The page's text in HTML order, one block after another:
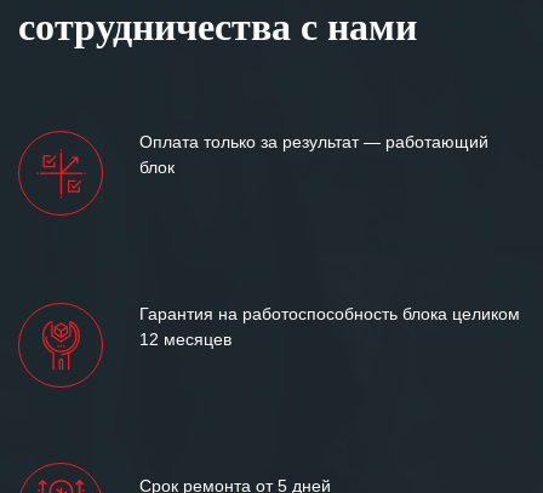
сотрудничества с нами
Оплата только за результат — работающий
блок
Гарантия на работоспособность блока целиком
12 месяцев
Срок ремонта от 5 дней